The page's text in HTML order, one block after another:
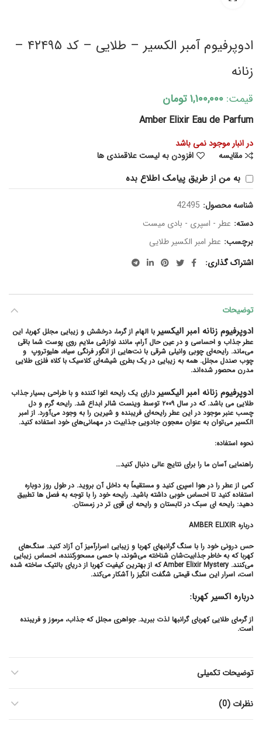
ادوپرفیوم آمبر الکسیر – طلایی – کد ۴۲۴۹۵ –
زنانه
قیمت: ۱,۱۰۰,۰۰۰ تومان
Amber Elixir Eau de Parfum
در انبار موجود نمی باشد
مقایسه
افزودن به لیست علاقمندی ها
به من از طریق پیامک اطلاع بده
شناسه محصول: 42495
دسته: عطر - اسپری - بادی میست
برچسب: عطر امبر الکسیر طلایی
اشتراک گذاری
توضیحات
ادوپرفیوم زنانه امبر الیکسیر با الهام از گرما، درخشش و زیبایی مجلل کهربا، این
عطر جذاب و احساسی و در عین حال آرام، مانند نوازشی ملایم روی پوست شما باقی
می‌ماند. رایحه‌ای چوبی وانیلی شرقی با نت‌هایی از انگور فرنگی سیاه، هلیوتروپ و
چوب صندل مجلل. همه به زیبایی در یک بطری شیشه‌ای کلاسیک با کلاه فلزی طلایی
مدرن محصور شده‌اند.
ادوپرفیوم زنانه امبر الیکسیر دارای یک رایحه اغوا کننده و با طراحی بسیار جذاب
طلایی می باشد. که در سال ۲۰۰۹ توسط وینست شالر ابداع شد. رایحه گرم و دل
چسب عنبر موجود در این عطر رایحه‌ای فریبنده و شیرین را به وجود می‌آورد. از امبر
الکسیر می‌توان به عنوان معجون جادویی جذابیت در مهمانی‌های خود استفاده کنید.
نحوه استفاده:
راهنمایی آسان ما را برای نتایج عالی دنبال کنید…
کمی از عطر را در هوا اسپری کنید و مستقیماً به داخل آن بروید. در طول روز دوباره
استفاده کنید تا احساس خوبی داشته باشید. رایحه خود را با توجه به فصل ها تطبیق
دهید: رایحه ای سبک در تابستان و رایحه ای قوی تر در زمستان.
درباره AMBER ELIXIR
حس درونی خود را با سنگ گرانبهای کهربا و زیبایی اسرارآمیز آن آزاد کنید. سنگ‌های
کهربا که به خاطر جذابیت‌شان شناخته می‌شوند، با حسی مسحورکننده، احساس زیبایی
می‌کنند. Amber Elixir Mystery که از بهترین کیفیت کهربا از دریای بالتیک ساخته شده
است، اسرار این سنگ قیمتی شگفت انگیز را آشکار می‌کند.
درباره اکسیر کهربا:
از گرمای طلایی کهربای گرانبها لذت ببرید. جواهری مجلل که جذاب، مرموز و فریبنده
است.
توضیحات تکمیلی
نظرات (0)